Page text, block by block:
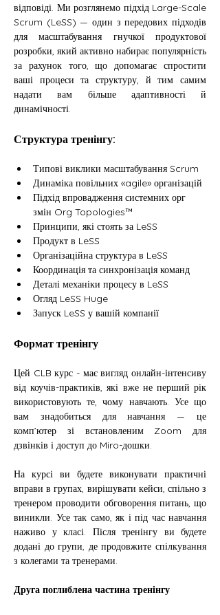
відповіді. Ми розглянемо підхід Large-Scale
Scrum (LeSS) — один з передових підходів
для масштабування гнучкої продуктової
розробки, який активно набирає популярність
за рахунок того, що допомагає спростити
ваші процеси та структуру, й тим самим
надати вам більше адаптивності й
динамічності.
Структура тренінгу:
Типові виклики масштабування Scrum
Динаміка повільних «agile» організацій
Підхід впровадження системних орг
змін Org Topologies™
Принципи, які стоять за LeSS
Продукт в LeSS
Організаційна структура в LeSS
Координація та синхронізація команд
Деталі механіки процесу в LeSS
Огляд LeSS Huge
Запуск LeSS у вашій компанії
Формат тренінгу
Цей CLB курс - має вигляд онлайн-інтенсиву
від коучів-практиків, які вже не перший рік
використовують те, чому навчають. Усе що
вам знадобиться для навчання — це
комп’ютер зі встановленим Zoom для
дзвінків і доступ до Miro-дошки.
На курсі ви будете виконувати практичні
вправи в групах, вирішувати кейси, спільно з
тренером проводити обговорення питань, що
виникли. Усе так само, як і під час навчання
наживо у класі. Після тренінгу ви будете
додані до групи, де продовжите спілкування
з колегами та тренерами.
Друга поглиблена частина тренінгу